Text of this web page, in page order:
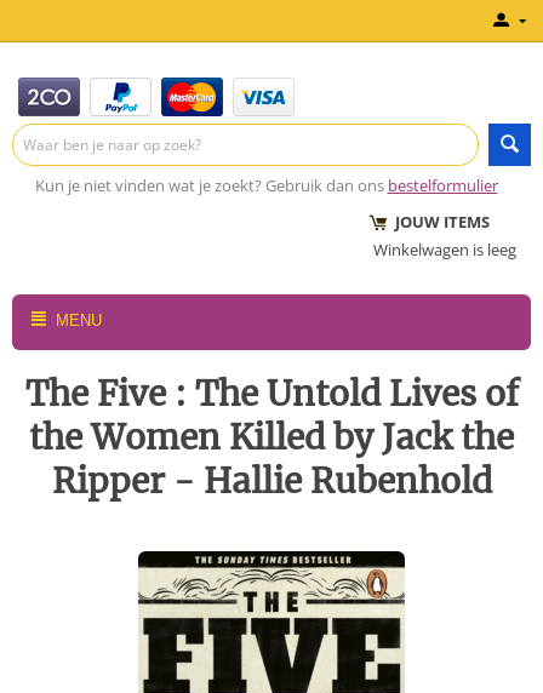
Kun je niet vinden wat je zoekt? Gebruik dan ons bestelformulier
JOUW ITEMS
Winkelwagen is leeg
MENU
The Five : The Untold Lives of
the Women Killed by Jack the
Ripper - Hallie Rubenhold